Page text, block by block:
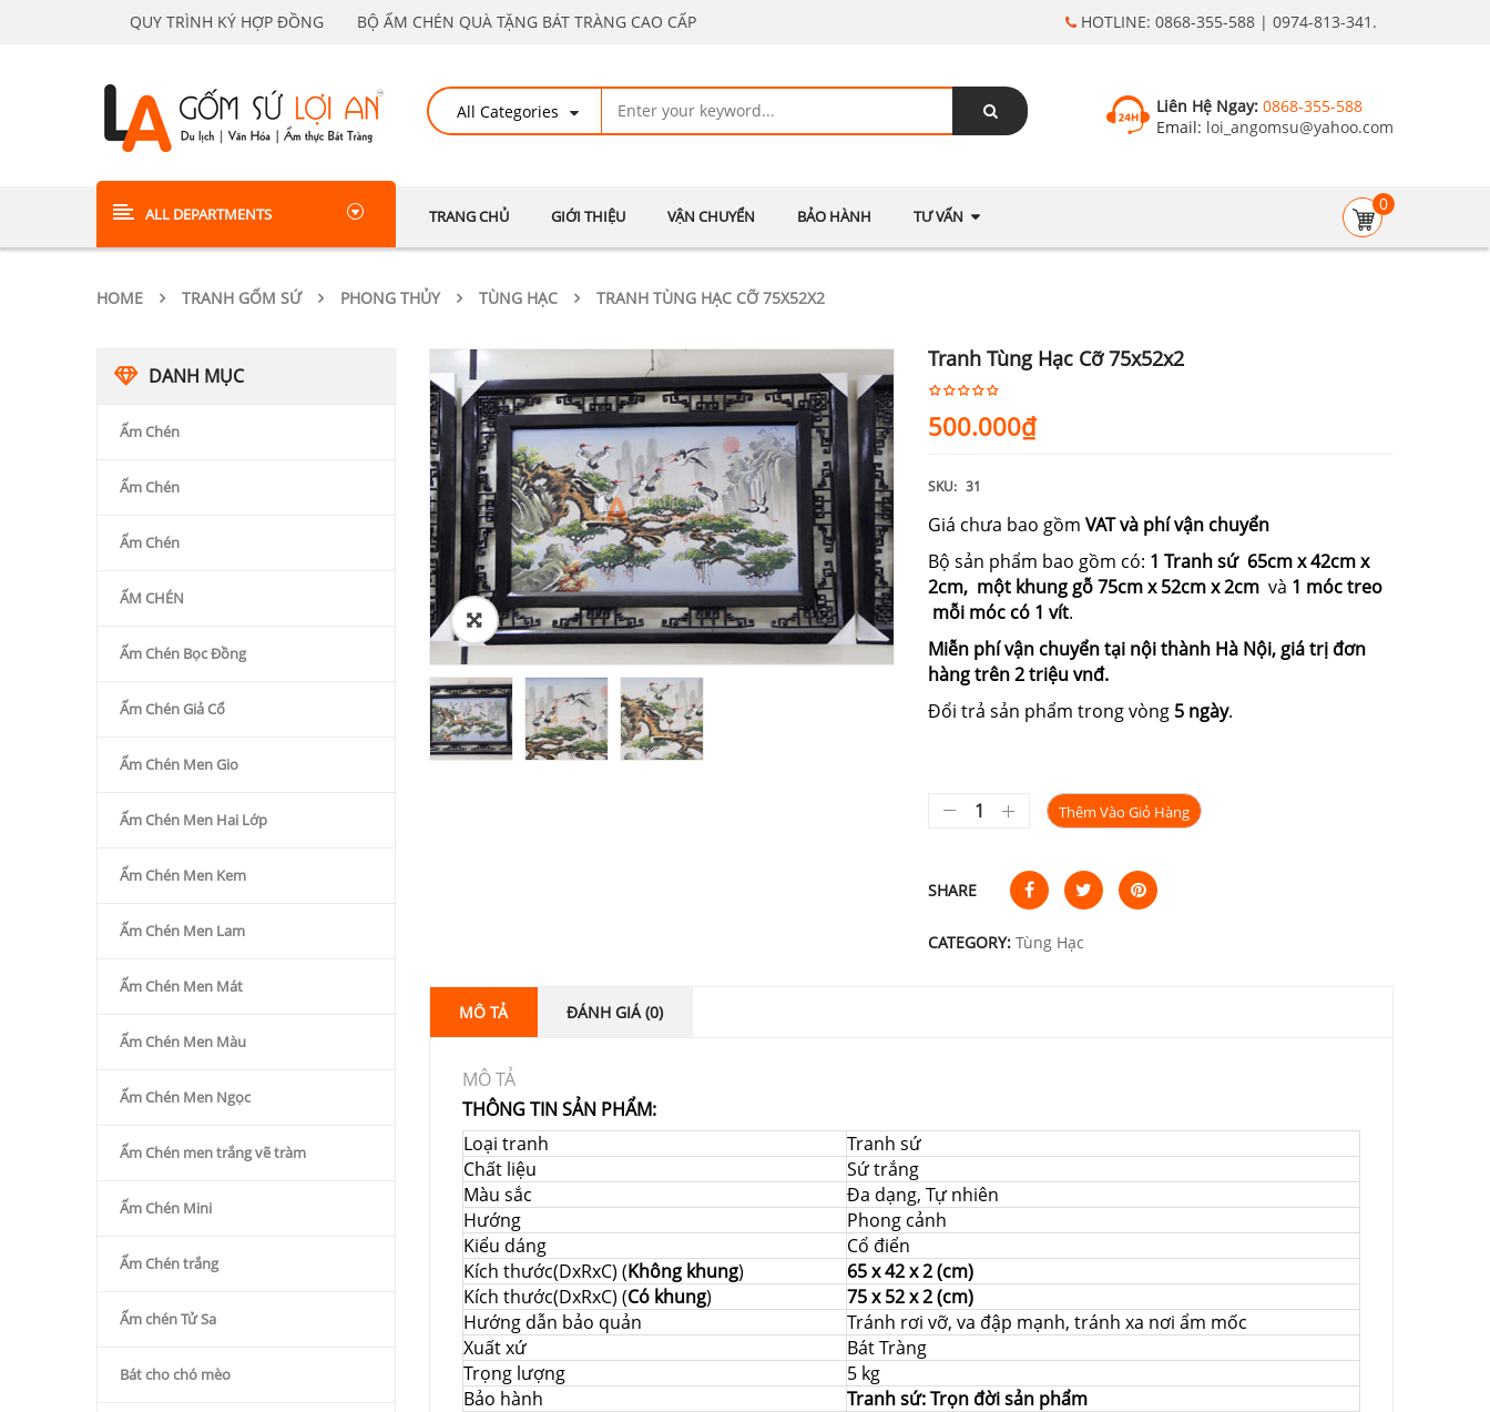
QUY TRÌNH KÝ HỢP ĐỒNG BỘ ẤM CHÉN QUÀ TẶNG BÁT TRÀNG CAO CẤP HOTLINE: 0868-355-588 | 0974-813-341.
Liên Hệ Ngay: 0868-355-588
Email: loi_angomsu@yahoo.com
ALL DEPARTMENTS TRANG CHỦ GIỚI THIỆU VẬN CHUYỂN BẢO HÀNH TƯ VẤN
0
HOME TRANH GỐM SỨ PHONG THỦY TÙNG HẠC TRANH TÙNG HẠC CỠ 75X52X2
DANH MỤC
Ấm Chén
Ấm Chén
Ấm Chén
ẤM CHÉN
Ấm Chén Bọc Đồng
Ấm Chén Giả Cổ
Ấm Chén Men Gio
Ấm Chén Men Hai Lớp
Ấm Chén Men Kem
Ấm Chén Men Lam
Ấm Chén Men Mát
Ấm Chén Men Màu
Ấm Chén Men Ngọc
Ấm Chén men trắng vẽ tràm
Ấm Chén Mini
Ấm Chén trắng
Ấm chén Tử Sa
Bát cho chó mèo
Tranh Tùng Hạc Cỡ 75x52x2
500.000₫
SKU: 31
Giá chưa bao gồm VAT và phí vận chuyển
Bộ sản phẩm bao gồm có: 1 Tranh sứ 65cmx 42cm x
2cm, một khung gỗ 75cm x 52cm x 2cm và 1 móc treo
mỗi móc có 1 vít.
Miễn phí vận chuyển tại nội thành Hà Nội, giá trị đơn
hàng trên 2 triệu vnđ.
Đổi trả sản phẩm trong vòng 5 ngày.
Thêm Vào Giỏ Hàng
SHARE
CATEGORY: Tùng Hạc
MÔ TẢ ĐÁNH GIÁ (0)
MÔ TẢ
THÔNG TIN SẢN PHẨM:
Loại tranh
Tranh sứ
Chất liệu
Sứ trắng
Màu sắc
Đa dạng, Tự nhiên
Hướng
Phong cảnh
Kiểu dáng
Cổ điển
Kích thước(DxRxC) (Không khung)
65 x 42 x 2 (cm)
Kích thước(DxRxC) (Có khung)
75 x 52 x 2 (cm)
Hướng dẫn bảo quản
Tránh rơi vỡ, va đập mạnh, tránh xa nơi ẩm mốc
Xuất xứ
Bát Tràng
Trọng lượng
5 kg
Bảo hành
Tranh sứ: Trọn đời sản phẩm